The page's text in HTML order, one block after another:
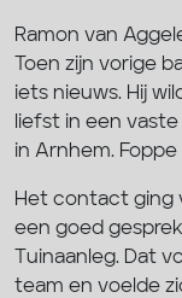
Ramon van
Toen zijn vorige
iets nieuws. Hij
liefst in een vaste
in Arnhem.
Het contact ging
een goed
Tuinaanleg. Dat
team en voelde